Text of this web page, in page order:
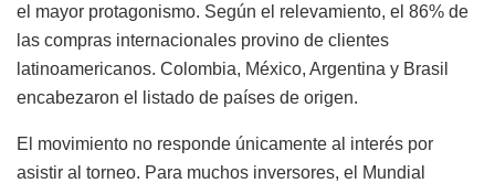
el mayor protagonismo. Según el relevamiento, el 86% de
las compras internacionales provino de clientes
latinoamericanos. Colombia, México, Argentina y Brasil
encabezaron el listado de países de origen.
El movimiento no responde únicamente al interés por
asistir al torneo. Para muchos inversores, el Mundial